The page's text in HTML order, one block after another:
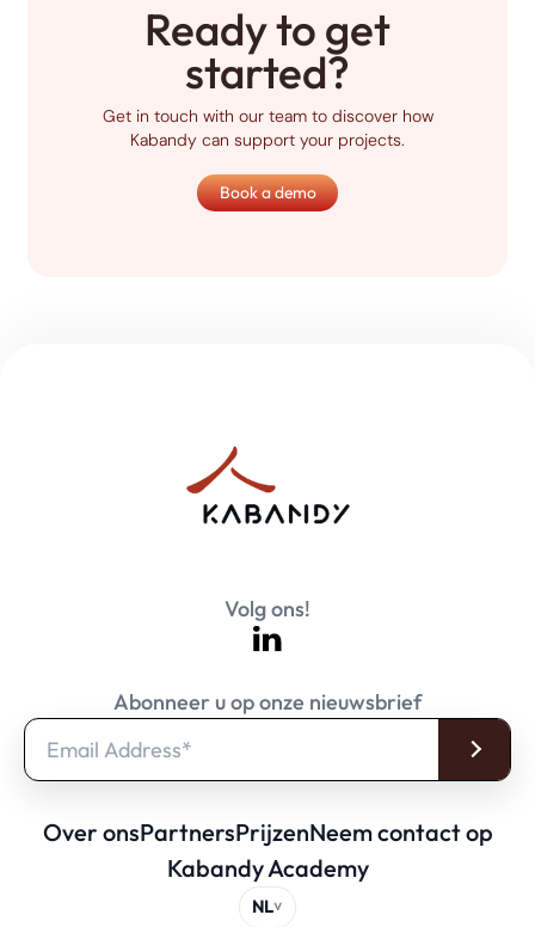
Ready to get
started?
Get in touch with our team to discover how
Kabandy can support your projects.
Book a demo
Volg ons!
Abonneer u op onze nieuwsbrief
Over onsPartnersPrijzenNeem contact op
Kabandy Academy